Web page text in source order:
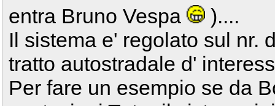
entra Bruno Vespa
)....
Il sistema e' regolato sul nr.
tratto autostradale d'
Per fare un esempio se da